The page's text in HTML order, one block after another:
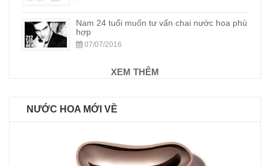
Nam 24 tuổi muốn tư vấn chai nước hoa phù
hợp
07/07/2016
XEM THÊM
NƯỚC HOA MỚI VỀ